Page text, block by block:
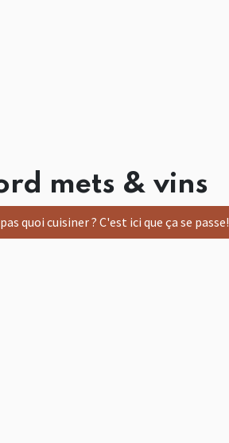
mets & vins
quoi cuisiner ? C'est ici que ça se passe!